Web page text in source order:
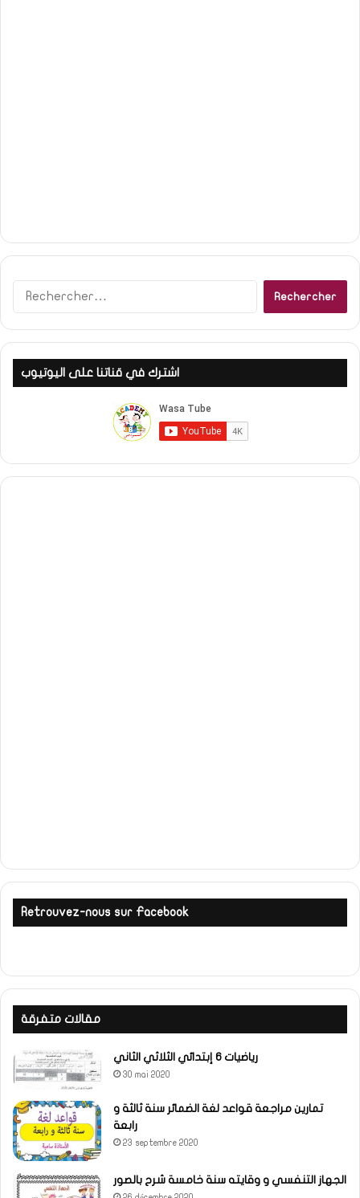
اشترك في قناتنا على اليوتيوب
Retrouvez-nous sur Facebook
مقالات متفرقة
رياضيات 6 إبتدائي الثلاثي الثاني
30 mai 2020
تمارين مراجعة قواعد لغة الضمائر سنة ثالثة و
رابعة
23 septembre 2020
الجهاز التنفسي و وقايته سنة خامسة شرح بالصور